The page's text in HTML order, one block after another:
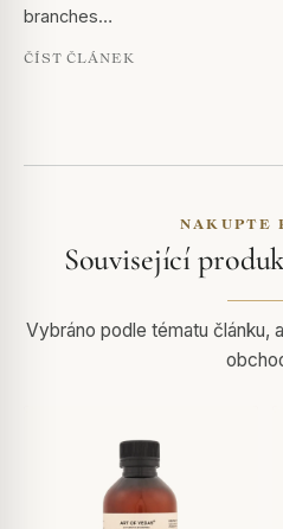
branches…
ČÍST ČLÁNEK
NAKUPTE
Související
Vybráno podle tématu článku,